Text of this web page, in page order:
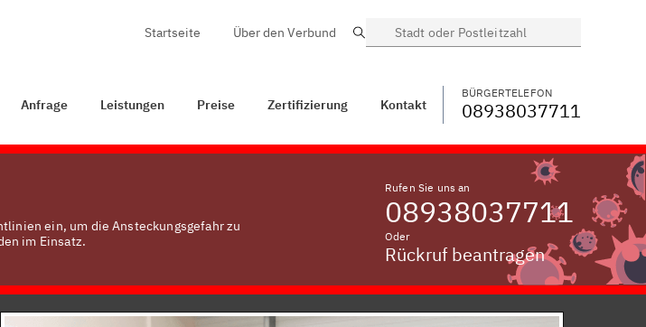
BÜRGERTELEFON WECHSELN
Startseite Über den Verbund Suche
Anfrage Leistungen Preise Zertifizierung Kontakt
BÜRGERTELEFON
08938037711
ein, um die Ansteckungsgefahr zu
im Einsatz.
Rufen Sie uns an
08938037711
Oder
Rückruf beantragen